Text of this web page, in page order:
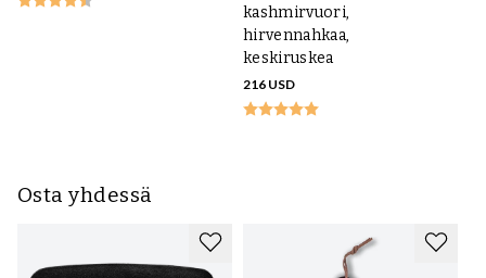
kashmirvuori,
hirvennahkaa,
keskiruskea
216 USD
Osta yhdessä